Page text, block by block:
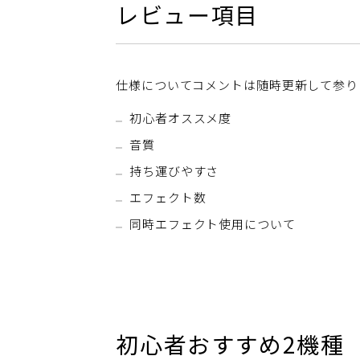
レビュー項目
仕様についてコメントは随時更新して参
初心者オススメ度
音質
持ち運びやすさ
エフェクト数
同時エフェクト使用について
初心者おすすめ2機種